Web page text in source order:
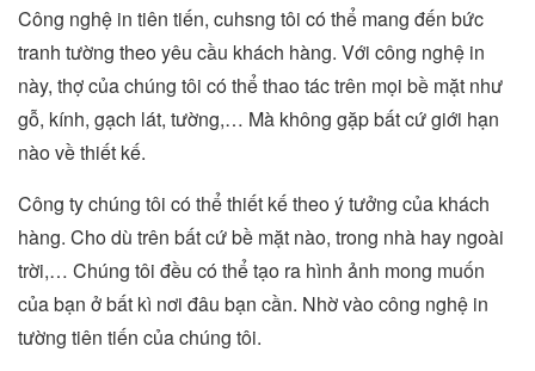
Công nghệ in tiên tiến, cuhsng tôi có thể mang đến bức
tranh tường theo yêu cầu khách hàng. Với công nghệ in
này, thợ của chúng tôi có thể thao tác trên mọi bề mặt như
gỗ, kính, gạch lát, tường,… Mà không gặp bất cứ giới hạn
nào về thiết kế.
Công ty chúng tôi có thể thiết kế theo ý tưởng của khách
hàng. Cho dù trên bất cứ bề mặt nào, trong nhà hay ngoài
trời,… Chúng tôi đều có thể tạo ra hình ảnh mong muốn
của bạn ở bất kì nơi đâu bạn cần. Nhờ vào công nghệ in
tường tiên tiến của chúng tôi.